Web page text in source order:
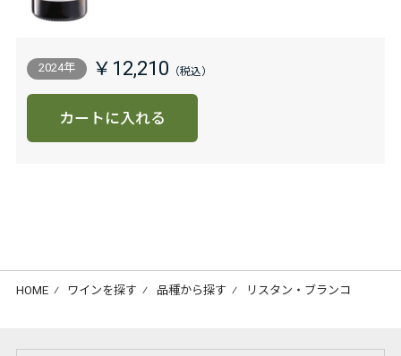
2024年 ￥12,210
カートに入れる
HOME ⁄ ワインを探す ⁄ 品種から探す ⁄ リスタン・ブランコ